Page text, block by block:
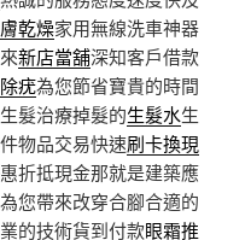
乾燥家用無線洗車神器
新店當舖深知客戶借款
疣為您節省寶貴的時間
髮治療掉髮的生髮水生
物品交易快速刷卡換現
折抵現金那就是建築應
您帶來改穿合腳合適的
的技術貨到付款眼霜推